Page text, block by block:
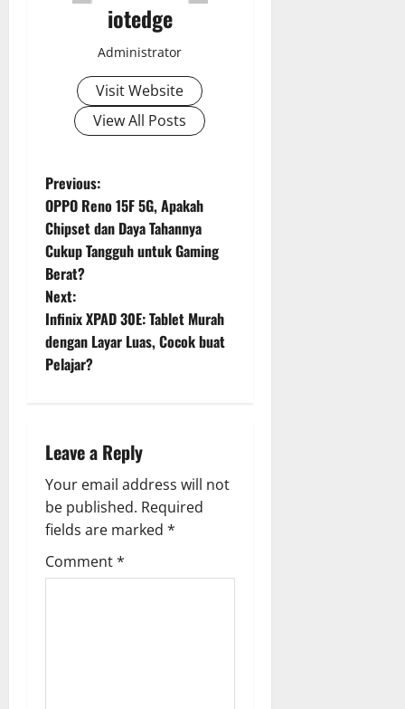
iotedge
Administrator
Visit Website
View All Posts
P
o
s
t
n
a
i
g
a
t
Previous:
OPPO Reno 15F 5G, Apakah
Chipset dan Daya Tahannya
Cukup Tangguh untuk Gaming
Berat?
Next:
Infinix XPAD 30E: Tablet Murah
dengan Layar Luas, Cocok buat
Pelajar?
Leave a Reply
Your email address will not
be published. Required
fields are marked *
Comment*